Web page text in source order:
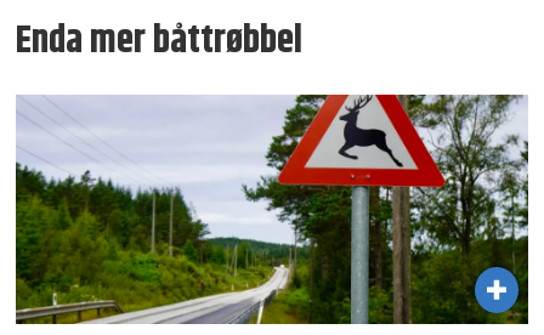
Enda mer båttrøbbel